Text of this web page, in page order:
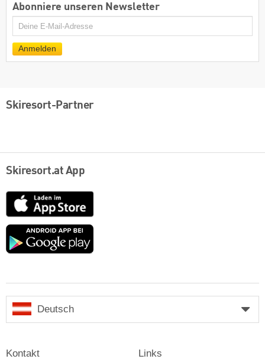
Abonniere unseren Newsletter
E-
Anmelden
Skiresort-Partner
Skiresort.at App
App
Store
Google
Deutsch
Kontakt Links